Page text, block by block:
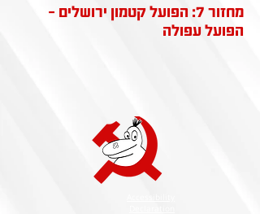
מחזור 7: הפועל קטמון ירושלים -
הפועל עפולה